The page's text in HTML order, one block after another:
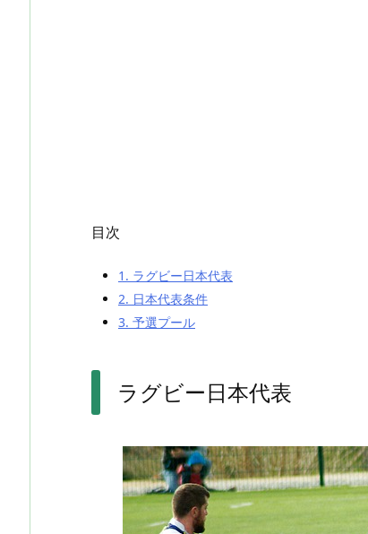
目次
1. ラグビー日本代表
2. 日本代表条件
3. 予選プール
ラグビー日本代表